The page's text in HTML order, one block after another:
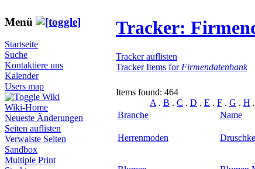
Menü
Startseite
Suche
Kontaktiere uns
Kalender
Users map
Wiki
Wiki-Home
Neueste Änderungen
Seiten auflisten
Verwaiste Seiten
Sandbox
Multiple Print
Tracker:
Tracker auflisten
Tracker Items for Firmendatenbank
Items found: 464
A . B . C . D . E . F . G . H .
Branche
Name
Herrenmoden